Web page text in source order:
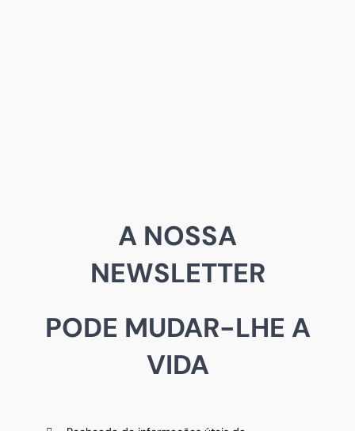
A NOSSA
NEWSLETTER
PODE MUDAR-LHE A
VIDA